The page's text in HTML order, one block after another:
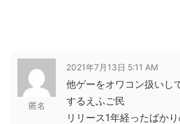
匿名
2021年7月13日 5:11 AM
他ゲーをオワコン扱いし
するえふご民
リリース1年経ったばか